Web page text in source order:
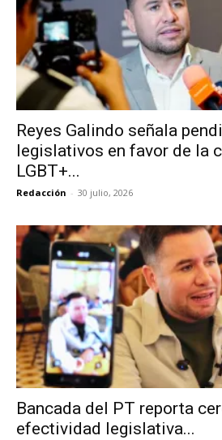
Reyes Galindo señala
legislativos en favor de la
LGBT+...
Redacción - 30 julio, 2026
Bancada del PT reporta
efectividad legislativa...